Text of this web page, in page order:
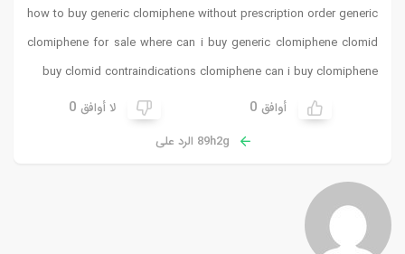
how to buy generic clomiphene without prescription order generic
clomiphene for sale where can i buy generic clomiphene clomid
buy clomid contraindications clomiphene can i buy clomiphene
أوافق 0 لا أوافق 0
89h2g الرد على